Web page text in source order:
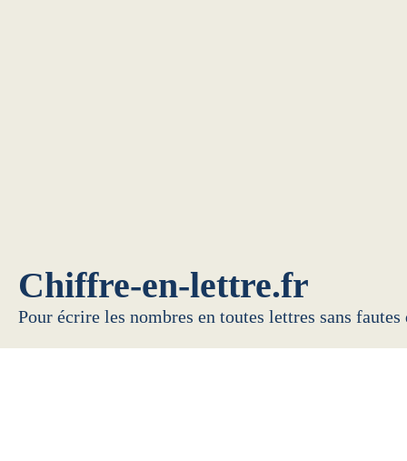
Chiffre-en-lettre.fr
Pour écrire les nombres en toutes lettres sans